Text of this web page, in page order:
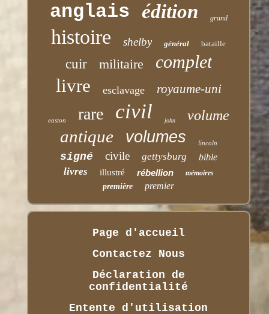
anglais édition grand
histoire shelby général bataille
cuir militaire complet
livre esclavage royaume-uni
easton rare civil john volume
antique volumes lincoln
signé civile gettysburg bible
livres illustré rébellion mémoires
première premier
Page d'accueil
Contactez Nous
Déclaration de
confidentialité
Entente d'utilisation